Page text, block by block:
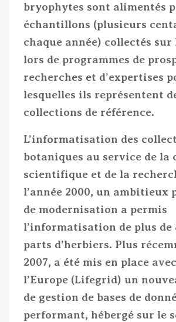
bryophytes sont alimentés
échantillons (plusieurs
chaque année) collectés
lors de programmes de
recherches et d’expertises
lesquelles ils représentent
collections de référence.
L’informatisation des
botaniques au service de la
scientifique et de la
l’année 2000, un ambitieux
de modernisation a permis
l’informatisation de plus de
parts d’herbiers. Plus
2007, a été mis en place
l’Europe (Lifegrid) un
de gestion de bases de
performant, hébergé sur le